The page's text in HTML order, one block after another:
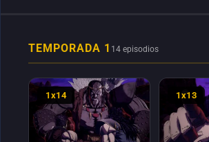
TEMPORADA 1 14 episodios
1x14 1x13